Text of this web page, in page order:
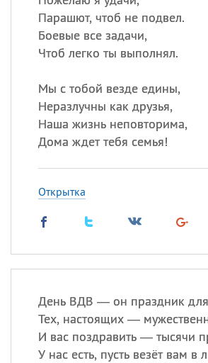
Парашют, чтоб не подвел.
Боевые все задачи,
Чтоб легко ты выполнял.
Мы с тобой везде едины,
Неразлучны как друзья,
Наша жизнь неповторима,
Дома ждет тебя семья!
Открытка
День ВДВ — он праздник
Тех, настоящих —
И вас поздравить — тысячи
У нас есть, пусть везёт вам в